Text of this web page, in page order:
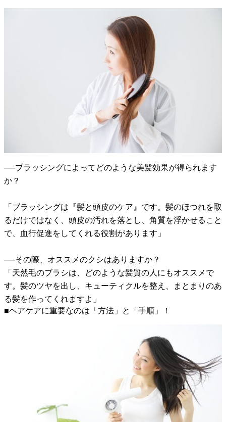
──ブラッシングによってどのような美髪効果が得られます
か？
「ブラッシングは『髪と頭皮のケア』です。髪のほつれを取
るだけではなく、頭皮の汚れを落とし、角質を浮かせること
で、血行促進をしてくれる役割があります」
──その際、オススメのクシはありますか？
「天然毛のブラシは、どのような髪質の人にもオススメで
す。髪のツヤを出し、キューティクルを整え、まとまりのあ
る髪を作ってくれますよ」
■ヘアケアに重要なのは「方法」と「手順」！